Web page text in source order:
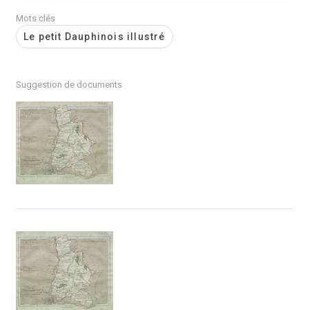
Mots clés
Le petit Dauphinois illustré
Suggestion de documents